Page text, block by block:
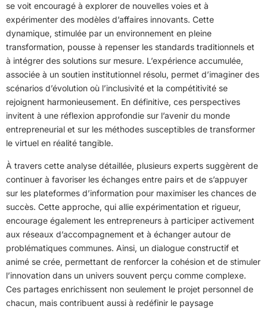
se voit encouragé à explorer de nouvelles voies et à
expérimenter des modèles d’affaires innovants. Cette
dynamique, stimulée par un environnement en pleine
transformation, pousse à repenser les standards traditionnels et
à intégrer des solutions sur mesure. L’expérience accumulée,
associée à un soutien institutionnel résolu, permet d’imaginer des
scénarios d’évolution où l’inclusivité et la compétitivité se
rejoignent harmonieusement. En définitive, ces perspectives
invitent à une réflexion approfondie sur l’avenir du monde
entrepreneurial et sur les méthodes susceptibles de transformer
le virtuel en réalité tangible.
À travers cette analyse détaillée, plusieurs experts suggèrent de
continuer à favoriser les échanges entre pairs et de s’appuyer
sur les plateformes d’information pour maximiser les chances de
succès. Cette approche, qui allie expérimentation et rigueur,
encourage également les entrepreneurs à participer activement
aux réseaux d’accompagnement et à échanger autour de
problématiques communes. Ainsi, un dialogue constructif et
animé se crée, permettant de renforcer la cohésion et de stimuler
l’innovation dans un univers souvent perçu comme complexe.
Ces partages enrichissent non seulement le projet personnel de
chacun, mais contribuent aussi à redéfinir le paysage